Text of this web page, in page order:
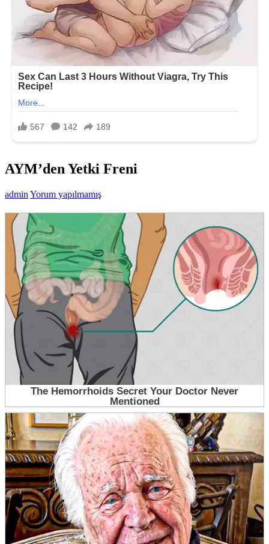
AYM’den Yetki Freni
admin Yorum yapılmamış